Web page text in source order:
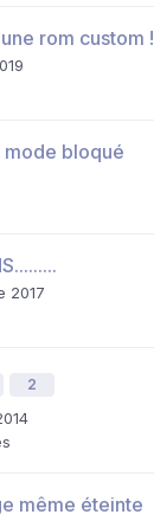
rom custom !
bloqué
2017
2
même éteinte